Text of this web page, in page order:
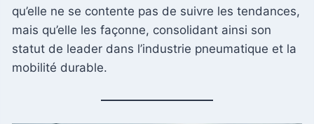
qu’elle ne se contente pas de suivre les tendances,
mais qu’elle les façonne, consolidant ainsi son
statut de leader dans l’industrie pneumatique et la
mobilité durable.